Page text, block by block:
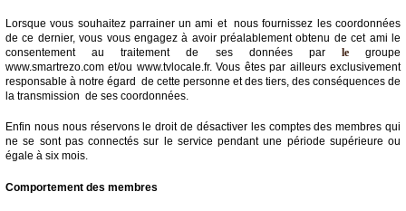
Lorsque vous souhaitez parrainer un ami et nous fournissez les coordonnées
de ce dernier, vous vous engagez à avoir préalablement obtenu de cet ami le
consentement au traitement de ses données par legroupe
www.smartrezo.com et/ou www.tvlocale.fr. Vous êtes par ailleurs exclusivement
responsable à notre égard de cette personne et des tiers, des conséquences de
la transmission de ses coordonnées.
Enfin nous nous réservons le droit de désactiver les comptes des membres qui
ne se sont pas connectés sur le service pendant une période supérieure ou
égale à six mois.
Comportement des membres